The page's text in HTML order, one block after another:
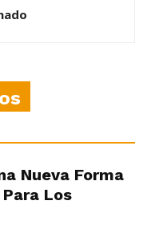
Nueva Forma
Los